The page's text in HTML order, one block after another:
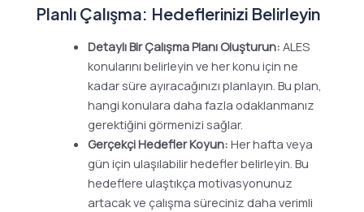
Planlı Çalışma: Hedeflerinizi Belirleyin
Detaylı Bir Çalışma Planı Oluşturun: ALES
konularını belirleyin ve her konu için ne
kadar süre ayıracağınızı planlayın. Bu plan,
hangi konulara daha fazla odaklanmanız
gerektiğini görmenizi sağlar.
Gerçekçi Hedefler Koyun: Her hafta veya
gün için ulaşılabilir hedefler belirleyin. Bu
hedeflere ulaştıkça motivasyonunuz
artacak ve çalışma süreciniz daha verimli